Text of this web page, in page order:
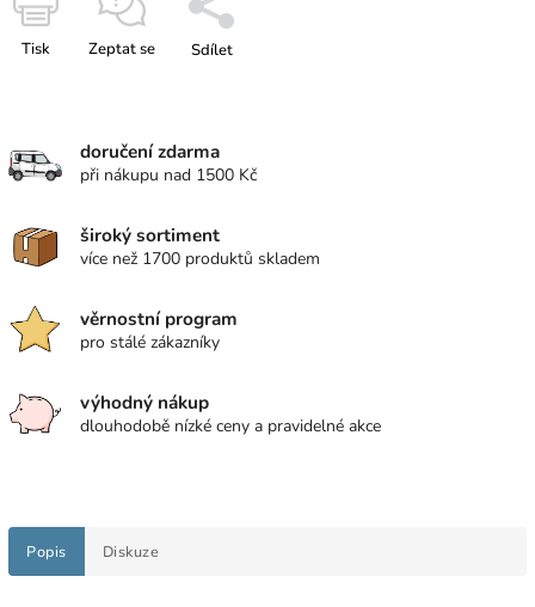
Tisk Zeptat se Sdílet
doručení zdarma
při nákupu nad 1500 Kč
široký sortiment
více než 1700 produktů skladem
věrnostní program
pro stálé zákazníky
výhodný nákup
dlouhodobě nízké ceny a pravidelné akce
Popis Diskuze